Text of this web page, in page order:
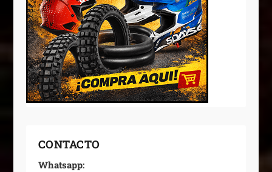
CONTACTO
Whatsapp: